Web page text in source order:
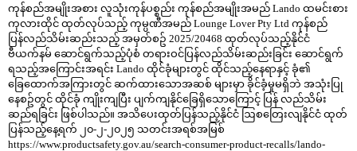
ကုန်စည်အမျိုးအစား လူသုံးကုန်ပစ္စည်း ကုန်စည်အမျိုးအမည် Lando ထမင်းစား
ကုလားထိုင် ထုတ်လုပ်သည့် ကုမ္ပဏီအမည် Lounge Lover Pty Ltd ကုန်စည်
ပြန်လည်သိမ်းဆည်းသည့် အမှတ်စဥ် 2025/20468 ထုတ်လုပ်သည့်နိုင်ငံ
ဗီယက်နမ် ဆောင်ရွက်သည့်ပုံစံ တရားဝင်ပြန်လည်သိမ်းဆည်းခြင်း ဆောင်ရွက်
ရသည့်အကြောင်းအရင်း Lando ထိုင်ခုံများတွင် ထိုင်သည့်နေရာနှင့် ခုံ၏
ခြေထောက်အကြားတွင် ဆက်ထားသောအဆစ် များမှာ ခိုင်ခံ့မှုမရှိဘဲ အသုံးပြု
နေစဥ်တွင် ထိုင်ခုံ ကျိုးကျပြီး ပျက်ကျနိုင်ခြေရှိသောကြောင့် ပြန် လည်သိမ်း
ဆည်ရခြင်း ဖြစ်ပါသည်။ အသိပေးထုတ်ပြန်သည့်နိုင်ငံ ဩစတြေးလျနိုင်ငံ ထုတ်
ပြန်သည့်နေ့ရက် ၂၀-၂-၂၀၂၅ သတင်းအရစ်အမြစ်
https://www.productsafety.gov.au/search-consumer-product-recalls/lando-